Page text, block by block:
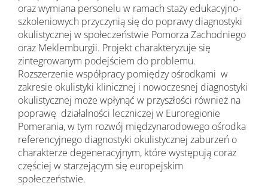
oraz wymiana personelu w ramach staży edukacyjno-
szkoleniowych przyczynią się do poprawy diagnostyki
okulistycznej w społeczeństwie Pomorza Zachodniego
oraz Meklemburgii. ​Projekt charakteryzuje się
zintegrowanym podejściem do problemu.
Rozszerzenie współpracy pomiędzy ośrodkami w
zakresie okulistyki klinicznej i nowoczesnej diagnostyki
okulistycznej może wpłynąć w przyszłości również na
poprawę działalności leczniczej w Euroregionie
Pomerania, w tym rozwój międzynarodowego ośrodka
referencyjnego diagnostyki okulistycznej zaburzeń o
charakterze degeneracyjnym, które występują coraz
częściej w starzejącym się europejskim
społeczeństwie.